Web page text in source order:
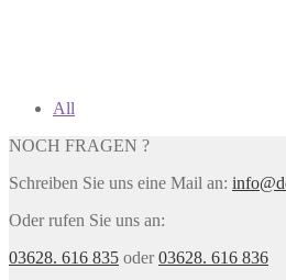
All
NOCH FRAGEN ?
Schreiben Sie uns eine Mail an:
Oder rufen Sie uns an:
03628. 616 835 oder03628. 616 836